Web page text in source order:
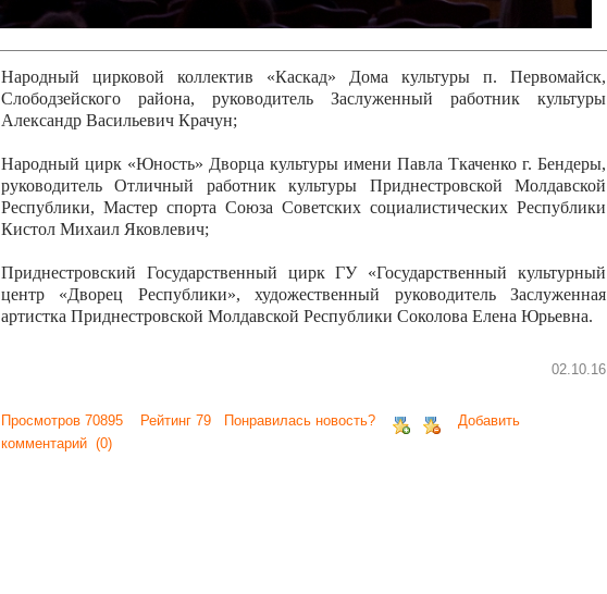
Тирасполь, руководитель Отличный работник культуры Приднестровской
Молдавской Республики Николай Юрьевич Елистратов;
Народный цирковой коллектив «Каскад» Дома культуры п. Первомайск,
Слободзейского района, руководитель Заслуженный работник культуры
Александр Васильевич Крачун;
Народный цирк «Юность» Дворца культуры имени Павла Ткаченко г. Бендеры,
руководитель Отличный работник культуры Приднестровской Молдавской
Республики, Мастер спорта Союза Советских социалистических Республики
Кистол Михаил Яковлевич;
Приднестровский Государственный цирк ГУ «Государственный культурный
центр «Дворец Республики», художественный руководитель Заслуженная
артистка Приднестровской Молдавской Республики Соколова Елена Юрьевна.
02.10.16
Просмотров 70895 Рейтинг 79 Понравилась новость?
Добавить
комментарий (0)